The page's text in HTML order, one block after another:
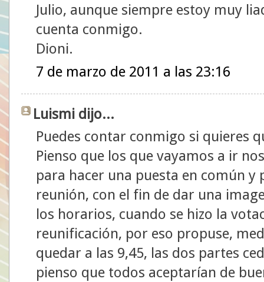
Julio, aunque siempre estoy muy
cuenta conmigo.
Dioni.
7 de marzo de 2011 a las 23:16
Luismi dijo...
Puedes contar conmigo si quieres
Pienso que los que vayamos a ir
para hacer una puesta en común
reunión, con el fin de dar una
los horarios, cuando se hizo la
reunificación, por eso propuse,
quedar a las 9,45, las dos partes
pienso que todos aceptarían de